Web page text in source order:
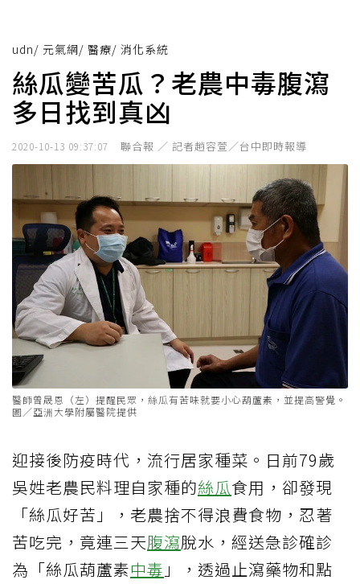
udn/ 元氣網/ 醫療/ 消化系統
絲瓜變苦瓜？老農中毒腹瀉
多日找到真凶
2020-10-13 09:37:07 聯合報 ／ 記者趙容萱／台中即時報導
醫師曾晟恩（左）提醒民眾，絲瓜有苦味就要小心葫蘆素，並提高警覺。
圖／亞洲大學附屬醫院提供
迎接後防疫時代，流行居家種菜。日前79歲
吳姓老農民料理自家種的絲瓜食用，卻發現
「絲瓜好苦」，老農捨不得浪費食物，忍著
苦吃完，竟連三天腹瀉脫水，經送急診確診
為「絲瓜葫蘆素中毒 」，透過止瀉藥物和點